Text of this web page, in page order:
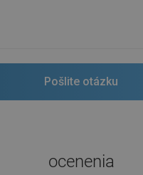
ocenenia